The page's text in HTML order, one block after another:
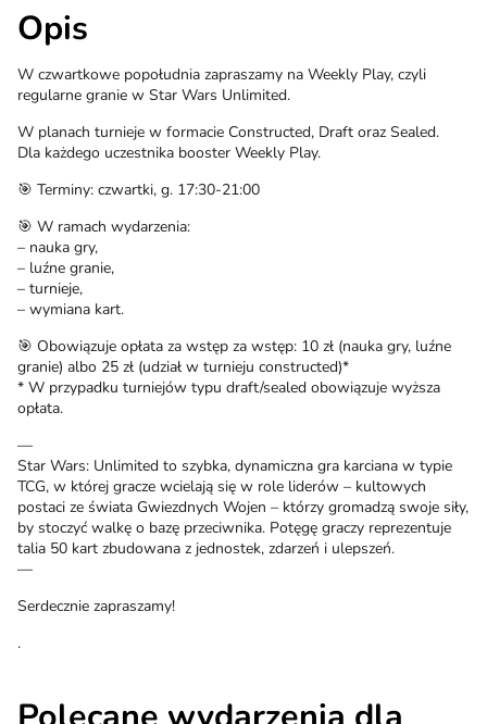
Opis
W czwartkowe popołudnia zapraszamy na Weekly Play, czyli
regularne granie w Star Wars Unlimited.
W planach turnieje w formacie Constructed, Draft oraz Sealed.
Dla każdego uczestnika booster Weekly Play.
🎯 Terminy: czwartki, g. 17:30-21:00
🎯 W ramach wydarzenia:
– nauka gry,
– luźne granie,
– turnieje,
– wymiana kart.
🎯 Obowiązuje opłata za wstęp za wstęp: 10 zł (nauka gry, luźne
granie) albo 25 zł (udział w turnieju constructed)*
* W przypadku turniejów typu draft/sealed obowiązuje wyższa
opłata.
—
Star Wars: Unlimited to szybka, dynamiczna gra karciana w typie
TCG, w której gracze wcielają się w role liderów – kultowych
postaci ze świata Gwiezdnych Wojen – którzy gromadzą swoje siły,
by stoczyć walkę o bazę przeciwnika. Potęgę graczy reprezentuje
talia 50 kart zbudowana z jednostek, zdarzeń i ulepszeń.
—
Serdecznie zapraszamy!
.